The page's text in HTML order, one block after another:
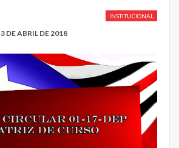
INSTITUCIONAL
3 DE ABRIL DE 2018